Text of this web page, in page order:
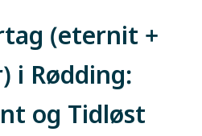
(eternit +
i Rødding:
og Tidløst